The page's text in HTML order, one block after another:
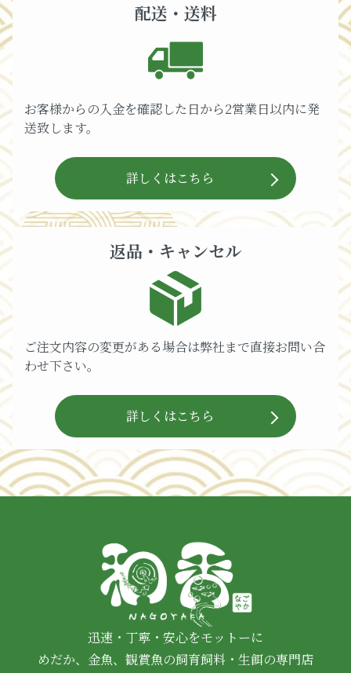
配送・送料
お客様からの入金を確認した日から2営業日以内に発
送致します。
詳しくはこちら
返品・キャンセル
ご注文内容の変更がある場合は弊社まで直接お問い合
わせ下さい。
詳しくはこちら
迅速・丁寧・安心をモットーに
めだか、金魚、観賞魚の飼育飼料・生餌の専門店